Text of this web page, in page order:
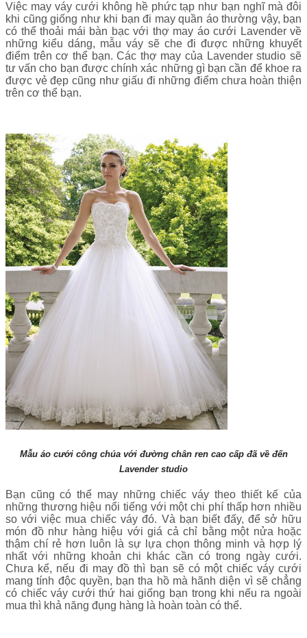
Việc may váy cưới không hề phức tạp như bạn nghĩ mà đôi
khi cũng giống như khi bạn đi may quần áo thường vậy, bạn
có thể thoải mái bàn bạc với thợ may áo cưới Lavender về
những kiểu dáng, mẫu váy sẽ che đi được những khuyết
điểm trên cơ thể bạn. Các thợ may của Lavender studio sẽ
tư vấn cho bạn được chính xác những gì bạn cần để khoe ra
được vẻ đẹp cũng như giấu đi những điểm chưa hoàn thiện
trên cơ thể bạn.
Mẫu áo cưới công chúa với đường chân ren cao cấp đã về đến
Lavender studio
Bạn cũng có thể may những chiếc váy theo thiết kế của
những thương hiệu nổi tiếng với một chi phí thấp hơn nhiều
so với việc mua chiếc váy đó. Và bạn biết đấy, để sở hữu
món đồ như hàng hiệu với giá cả chỉ bằng một nửa hoặc
thậm chí rẻ hơn luôn là sự lựa chọn thông minh và hợp lý
nhất với những khoản chi khác cần có trong ngày cưới.
Chưa kể, nếu đi may đồ thì bạn sẽ có một chiếc váy cưới
mang tính độc quyền, bạn tha hồ mà hãnh diện vì sẽ chẳng
có chiếc váy cưới thứ hai giống bạn trong khi nếu ra ngoài
mua thì khả năng đụng hàng là hoàn toàn có thể.